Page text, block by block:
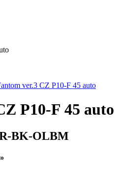
ver.3 CZ P10-F 45 auto
P10-F 45 auto
BK-OLBM